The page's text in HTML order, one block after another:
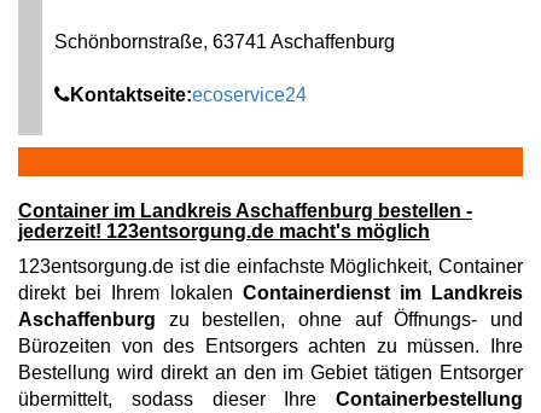
Schönbornstraße, 63741 Aschaffenburg
Kontaktseite:ecoservice24
Container im Landkreis Aschaffenburg bestellen -
jederzeit! 123entsorgung.de macht's möglich
123entsorgung.de ist die einfachste Möglichkeit, Container
direkt bei Ihrem lokalen Containerdienst im Landkreis
Aschaffenburg zu bestellen, ohne auf Öffnungs- und
Bürozeiten von des Entsorgers achten zu müssen. Ihre
Bestellung wird direkt an den im Gebiet tätigen Entsorger
übermittelt, sodass dieser Ihre Containerbestellung